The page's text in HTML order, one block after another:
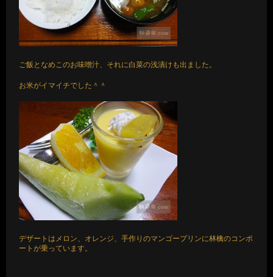
ご飯となめこのお味噌汁、それに白菜の浅漬けも出ました。
お米がイマイチでした＾＾
デザートはメロン、オレンジ、手作りのマンゴープリンに林檎のコンポ
ートが乗っています。